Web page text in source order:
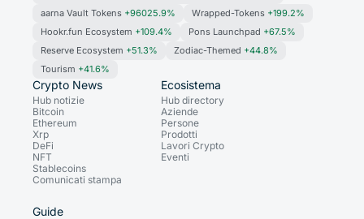
aarna Vault Tokens +96025.9% Wrapped-Tokens +199.2%
Hookr.fun Ecosystem +109.4% Pons Launchpad +67.5%
Reserve Ecosystem +51.3% Zodiac-Themed +44.8%
Tourism +41.6%
Crypto News
Hub notizie
Bitcoin
Ethereum
Xrp
DeFi
NFT
Stablecoins
Comunicati stampa
Ecosistema
Hub directory
Aziende
Persone
Prodotti
Lavori Crypto
Eventi
Guide